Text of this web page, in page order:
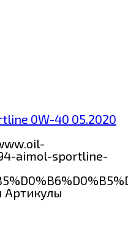
0W-40 05.2020
aimol-sportline-